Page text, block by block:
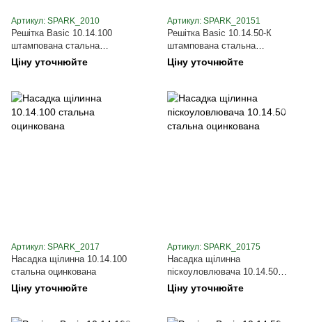
Артикул: SPARK_2010
Решітка Basic 10.14.100
штампована стальна
оцинкована
Ціну уточнюйте
Артикул: SPARK_20151
Решітка Basic 10.14.50-К
штампована стальна
оцинкована
Ціну уточнюйте
Артикул: SPARK_2017
Насадка щілинна 10.14.100
стальна оцинкована
Ціну уточнюйте
Артикул: SPARK_20175
Насадка щілинна
піскоуловлювача 10.14.50
стальна оцинкована
Ціну уточнюйте